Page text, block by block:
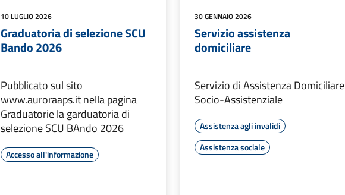
10 LUGLIO 2026
Graduatoria di selezione SCU
Bando 2026
Pubblicato sul sito
www.auroraaps.it nella pagina
Graduatorie la garduatoria di
selezione SCU BAndo 2026
Accesso all'informazione
30 GENNAIO 2026
Servizio assistenza
domiciliare
Servizio di Assistenza Domiciliare
Socio-Assistenziale
Assistenza agli invalidi
Assistenza sociale